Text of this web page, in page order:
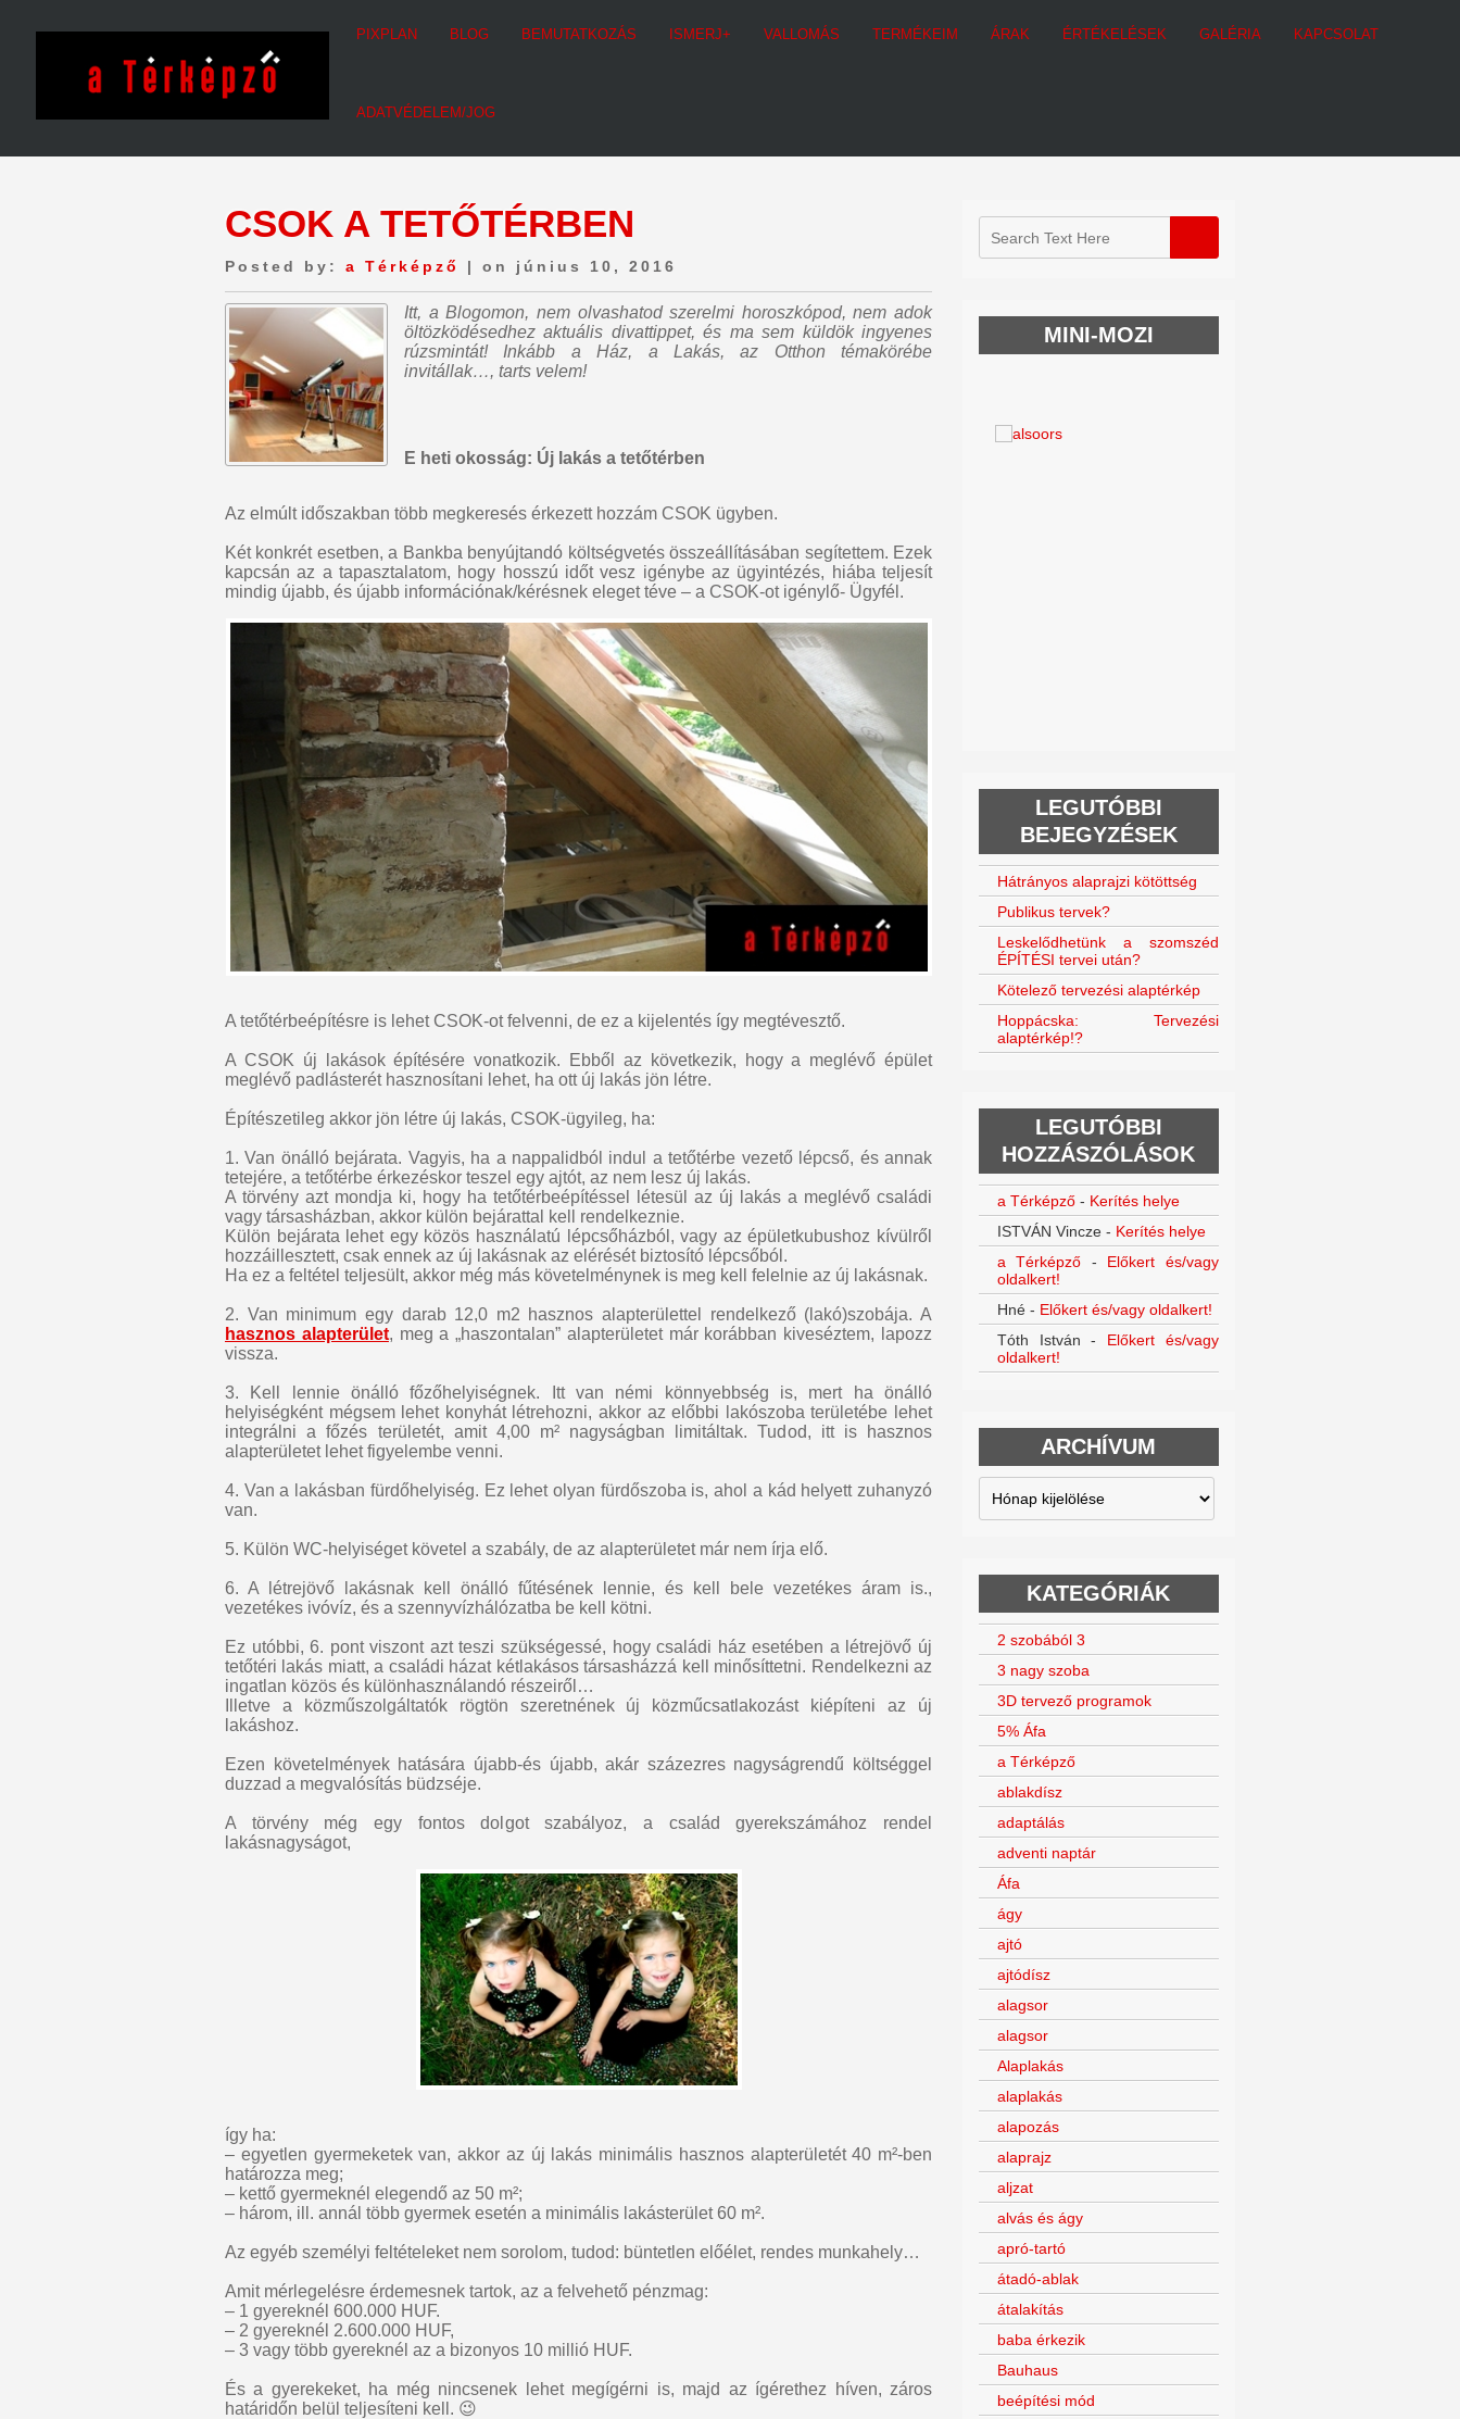
PIXPLAN BLOG BEMUTATKOZÁS ISMERJ+ VALLOMÁS TERMÉKEIM ÁRAK ÉRTÉKELÉSEK GALÉRIA KAPCSOLAT
ADATVÉDELEM/JOG
CSOK A TETŐTÉRBEN
Posted by: a Térképző | on június 10, 2016
Itt, a Blogomon, nem olvashatod szerelmi horoszkópod, nem adok
öltözködésedhez aktuális divattippet, és ma sem küldök ingyenes
rúzsmintát! Inkább a Ház, a Lakás, az Otthon témakörébe
invitállak…, tarts velem!
E heti okosság: Új lakás a tetőtérben
Az elmúlt időszakban több megkeresés érkezett hozzám CSOK ügyben.
Két konkrét esetben, a Bankba benyújtandó költségvetés összeállításában segítettem. Ezek
kapcsán az a tapasztalatom, hogy hosszú időt vesz igénybe az ügyintézés, hiába teljesít
mindig újabb, és újabb információnak/kérésnek eleget téve – a CSOK-ot igénylő- Ügyfél.
A tetőtérbeépítésre is lehet CSOK-ot felvenni, de ez a kijelentés így megtévesztő.
A CSOK új lakások építésére vonatkozik. Ebből az következik, hogy a meglévő épület
meglévő padlásterét hasznosítani lehet, ha ott új lakás jön létre.
Építészetileg akkor jön létre új lakás, CSOK-ügyileg, ha:
1. Van önálló bejárata. Vagyis, ha a nappalidból indul a tetőtérbe vezető lépcső, és annak
tetejére, a tetőtérbe érkezéskor teszel egy ajtót, az nem lesz új lakás.
A törvény azt mondja ki, hogy ha tetőtérbeépítéssel létesül az új lakás a meglévő családi
vagy társasházban, akkor külön bejárattal kell rendelkeznie.
Külön bejárata lehet egy közös használatú lépcsőházból, vagy az épületkubushoz kívülről
hozzáillesztett, csak ennek az új lakásnak az elérését biztosító lépcsőból.
Ha ez a feltétel teljesült, akkor még más követelménynek is meg kell felelnie az új lakásnak.
2. Van minimum egy darab 12,0 m2 hasznos alapterülettel rendelkező (lakó)szobája. A
hasznos alapterület, meg a „haszontalan” alapterületet már korábban kiveséztem, lapozz
vissza.
3. Kell lennie önálló főzőhelyiségnek. Itt van némi könnyebbség is, mert ha önálló
helyiségként mégsem lehet konyhát létrehozni, akkor az előbbi lakószoba területébe lehet
integrálni a főzés területét, amit 4,00 m² nagyságban limitáltak. Tudod, itt is hasznos
alapterületet lehet figyelembe venni.
4. Van a lakásban fürdőhelyiség. Ez lehet olyan fürdőszoba is, ahol a kád helyett zuhanyzó
van.
5. Külön WC-helyiséget követel a szabály, de az alapterületet már nem írja elő.
6. A létrejövő lakásnak kell önálló fűtésének lennie, és kell bele vezetékes áram is.,
vezetékes ivóvíz, és a szennyvízhálózatba be kell kötni.
Ez utóbbi, 6. pont viszont azt teszi szükségessé, hogy családi ház esetében a létrejövő új
tetőtéri lakás miatt, a családi házat kétlakásos társasházzá kell minősíttetni. Rendelkezni az
ingatlan közös és különhasználandó részeiről…
Illetve a közműszolgáltatók rögtön szeretnének új közműcsatlakozást kiépíteni az új
lakáshoz.
Ezen követelmények hatására újabb-és újabb, akár százezres nagyságrendű költséggel
duzzad a megvalósítás büdzséje.
A törvény még egy fontos dolgot szabályoz, a család gyerekszámához rendel
lakásnagyságot,
így ha:
– egyetlen gyermeketek van, akkor az új lakás minimális hasznos alapterületét 40 m²-ben
határozza meg;
– kettő gyermeknél elegendő az 50 m²;
– három, ill. annál több gyermek esetén a minimális lakásterület 60 m².
Az egyéb személyi feltételeket nem sorolom, tudod: büntetlen előélet, rendes munkahely…
Amit mérlegelésre érdemesnek tartok, az a felvehető pénzmag:
– 1 gyereknél 600.000 HUF.
– 2 gyereknél 2.600.000 HUF,
– 3 vagy több gyereknél az a bizonyos 10 millió HUF.
És a gyerekeket, ha még nincsenek lehet megígérni is, majd az ígérethez híven, záros
határidőn belül teljesíteni kell. 😉
MINI-MOZI
LEGUTÓBBI
BEJEGYZÉSEK
Hátrányos alaprajzi kötöttség
Publikus tervek?
Leskelődhetünk a szomszéd
ÉPÍTÉSI tervei után?
Kötelező tervezési alaptérkép
Hoppácska: Tervezési
alaptérkép!?
LEGUTÓBBI
HOZZÁSZÓLÁSOK
a Térképző- Kerítés helye
ISTVÁN Vincze- Kerítés helye
a Térképző - Előkert és/vagy
oldalkert!
Hné- Előkert és/vagy oldalkert!
Tóth István - Előkert és/vagy
oldalkert!
ARCHÍVUM
Archívum
KATEGÓRIÁK
2 szobából 3
3 nagy szoba
3D tervező programok
5% Áfa
a Térképző
ablakdísz
adaptálás
adventi naptár
Áfa
ágy
ajtó
ajtódísz
alagsor
alagsor
Alaplakás
alaplakás
alapozás
alaprajz
aljzat
alvás és ágy
apró-tartó
átadó-ablak
átalakítás
baba érkezik
Bauhaus
beépítési mód